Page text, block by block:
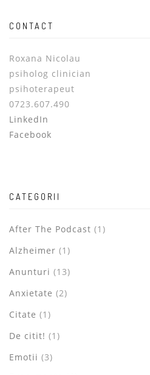
CONTACT
Roxana Nicolau
psiholog clinician
psihoterapeut
0723.607.490
LinkedIn
Facebook
CATEGORII
After The Podcast (1)
Alzheimer (1)
Anunturi (13)
Anxietate (2)
Citate (1)
De citit! (1)
Emotii (3)